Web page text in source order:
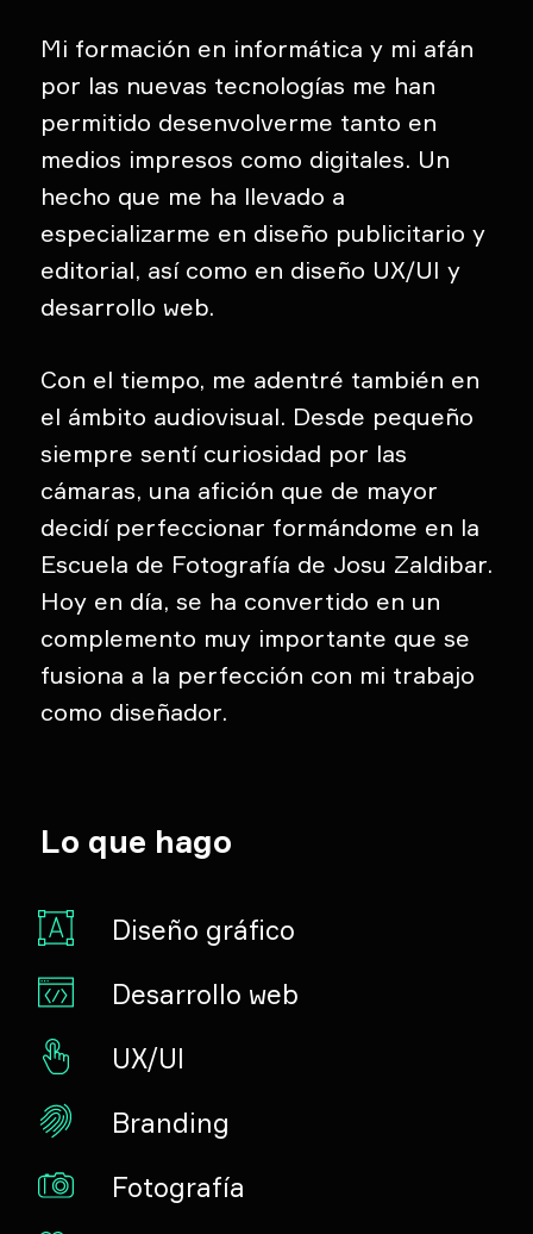
Mi formación en informática y mi afán
por las nuevas tecnologías me han
permitido desenvolverme tanto en
medios impresos como digitales. Un
hecho que me ha llevado a
especializarme en diseño publicitario y
editorial, así como en diseño UX/UI y
desarrollo web.
Con el tiempo, me adentré también en
el ámbito audiovisual. Desde pequeño
siempre sentí curiosidad por las
cámaras, una afición que de mayor
decidí perfeccionar formándome en la
Escuela de Fotografía de Josu Zaldibar.
Hoy en día, se ha convertido en un
complemento muy importante que se
fusiona a la perfección con mi trabajo
como diseñador.
Lo que hago
Diseño gráfico
Desarrollo web
UX/UI
Branding
Fotografía